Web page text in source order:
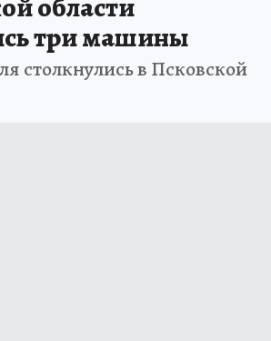
три машины
столкнулись в Псковской